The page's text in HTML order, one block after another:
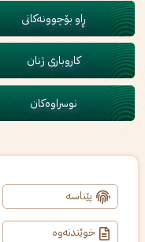
ڕاو بۆچوونەکانی
کاروباری ژنان
نوسراوەکان
پێناسە
خوێندنەوە